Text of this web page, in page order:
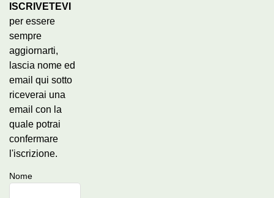
ISCRIVETEVI
per essere
sempre
aggiornarti,
lascia nome ed
email qui sotto
riceverai una
email con la
quale potrai
confermare
l'iscrizione.
Nome